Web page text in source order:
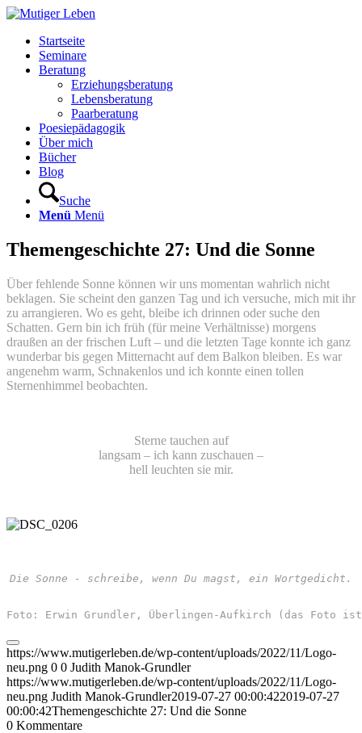
Startseite
Seminare
Beratung
Erziehungsberatung
Lebensberatung
Paarberatung
Poesiepädagogik
Über mich
Bücher
Blog
Suche
Menü Menü
Themengeschichte 27: Und die Sonne
Über fehlende Sonne können wir uns momentan wahrlich nicht
beklagen. Sie scheint den ganzen Tag und ich versuche, mich mit ihr
zu arrangieren. Wo es geht, bleibe ich drinnen oder suche den
Schatten. Gern bin ich früh (für meine Verhältnisse) morgens
draußen an der frischen Luft – und die letzten Tage konnte ich ganz
wunderbar bis gegen Mitternacht auf dem Balkon bleiben. Es war
angenehm warm, Schnakenlos und ich konnte einen tollen
Sternenhimmel beobachten.
Sterne tauchen auf
langsam – ich kann zuschauen –
hell leuchten sie mir.
Die Sonne - schreibe, wenn Du magst, ein Wortgedicht.
Foto: Erwin Grundler, Überlingen-Aufkirch (das Foto
https://www.mutigerleben.de/wp-content/uploads/2022/11/Logo-
neu.png 0 0 Judith Manok-Grundler
https://www.mutigerleben.de/wp-content/uploads/2022/11/Logo-
neu.png Judith Manok-Grundler2019-07-27 00:00:422019-07-27
00:00:42Themengeschichte 27: Und die Sonne
0 Kommentare